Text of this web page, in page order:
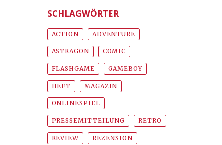
SCHLAGWÖRTER
ACTION ADVENTURE
ASTRAGON COMIC
FLASHGAME GAMEBOY
HEFT MAGAZIN
ONLINESPIEL
PRESSEMITTEILUNG RETRO
REVIEW REZENSION